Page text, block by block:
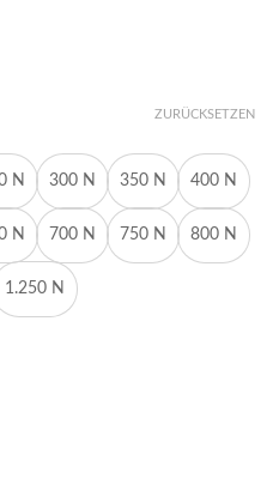
N 300 N 350 N 400 N
N 700 N 750 N 800 N
1.250 N
ZURÜCKSETZEN
Gabelkopf 195mm/60mm 100N-